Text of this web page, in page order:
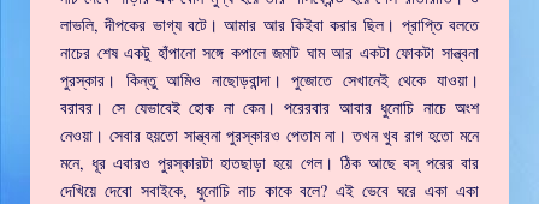
লাভলি, দীপকের ভাগ্য বটে। আমার আর কিইবা করার ছিল। প্রাপ্তি বলতে
নাচের শেষ একটু হাঁপানো সঙ্গে কপালে জমাট ঘাম আর একটা ফোকটা সান্ত্বনা
পুরস্কার। কিন্তু আমিও নাছোড়বান্দা। পুজোতে সেখানেই থেকে যাওয়া।
বরাবর। সে যেভাবেই হোক না কেন। পরেরবার আবার ধুনোচি নাচে অংশ
নেওয়া। সেবার হয়তো সান্ত্বনা পুরস্কারও পেতাম না। তখন খুব রাগ হতো মনে
মনে, ধূর এবারও পুরস্কারটা হাতছাড়া হয়ে গেল। ঠিক আছে বস্ পরের বার
দেখিয়ে দেবো সবাইকে, ধুনোচি নাচ কাকে বলে? এই ভেবে ঘরে একা একা